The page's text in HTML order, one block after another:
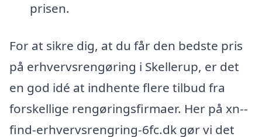
prisen.
For at sikre dig, at du får den bedste pris
på erhvervsrengøring i Skellerup, er det
en god idé at indhente flere tilbud fra
forskellige rengøringsfirmaer. Her på xn--
find-erhvervsrengring-6fc.dk gør vi det